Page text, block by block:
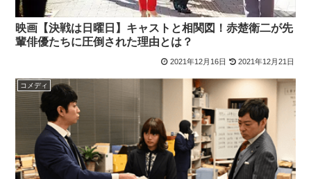
映画【決戦は日曜日】キャストと相関図！赤楚衛二が先
輩俳優たちに圧倒された理由とは？
2021年12月16日 2021年12月21日
コメディ